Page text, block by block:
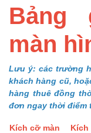
Bảng
màn
Lưu ý: các trường
khách hàng cũ,
hàng thuê đồng
đơn ngay thời điểm
Kích cỡ màn